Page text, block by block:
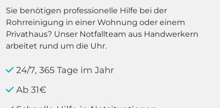
Sie benötigen professionelle Hilfe bei der
Rohrreinigung in einer Wohnung oder einem
Privathaus? Unser Notfallteam aus Handwerkern
arbeitet rund um die Uhr.
24/7, 365 Tage im Jahr
Ab 31€